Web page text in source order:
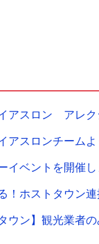
アスロン アレク
アスロンチーム
イベントを開催し
！ホストタウン連
ウン】観光業者